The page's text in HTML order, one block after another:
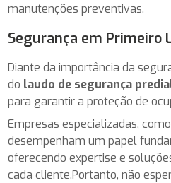
manutenções preventivas.
Segurança em Primeiro
Diante da importância da
do laudo de segurança
para garantir a proteção de
Empresas especializadas,
desempenham um papel
oferecendo expertise e
cada cliente.Portanto, não